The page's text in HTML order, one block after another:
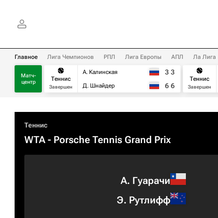
Главное Лига Чемпионов РПЛ Лига Европы АПЛ Ла Лига
Матч-
центр
Теннис
Завершен
А. Калинская
Д. Шнайдер
3 3
6 6
Теннис
Завершен
Теннис
WTA- Porsche Tennis Grand Prix
А. Гуарачи
Э. Рутлифф